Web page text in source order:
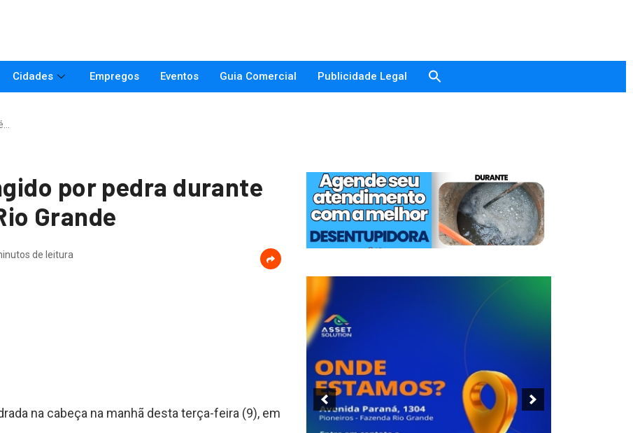
Cidades Empregos Eventos Guia Comercial Publicidade Legal
por pedra durante
Grande
de leitura
na cabeça na manhã desta terça-feira (9), em